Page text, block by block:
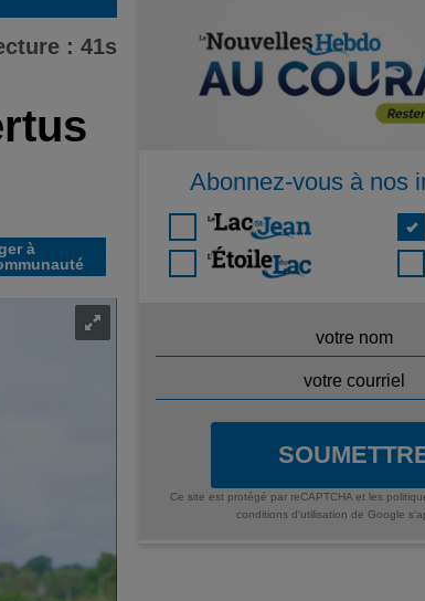
: 41s
à
Abonnez-vous à nos
Ce site est protégé par reCAPTCHA et les
conditions d'utilisation de Google